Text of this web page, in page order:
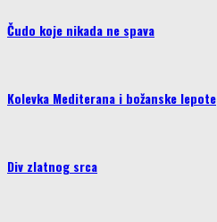
Čudo koje nikada ne spava
Kolevka Mediterana i božanske lepote
Div zlatnog srca